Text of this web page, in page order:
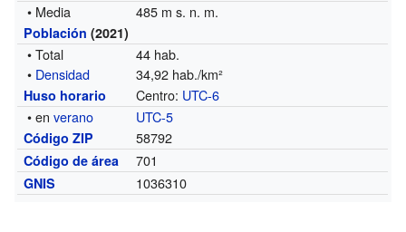
• Media 485 m s. n. m.
Población (2021)
• Total
44 hab.
• Densidad 34,92 hab./km²
Huso horario Centro: UTC-6
• enverano UTC-5
Código ZIP 58792
Código de área 701
GNIS 1036310